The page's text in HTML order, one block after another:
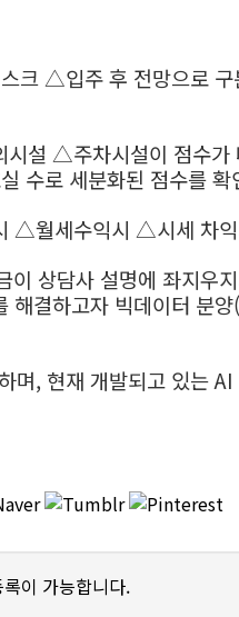
△입주 후 전망으로 구
설 △주차시설이 점수
로 세분화된 점수를 확
월세수익시 △시세 차익
상담사 설명에 좌지우
결하고자 빅데이터 분
, 현재 개발되고 있는
이 가능합니다.